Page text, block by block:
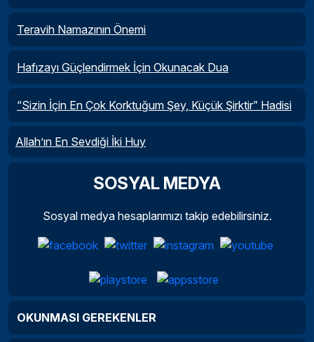
Teravih Namazının Önemi
Hafızayı Güçlendirmek İçin Okunacak Dua
“Sizin İçin En Çok Korktuğum Şey, Küçük Şirktir” Hadisi
Allah’ın En Sevdiği İki Huy
SOSYAL MEDYA
Sosyal medya hesaplarımızı takip edebilirsiniz.
OKUNMASI GEREKENLER